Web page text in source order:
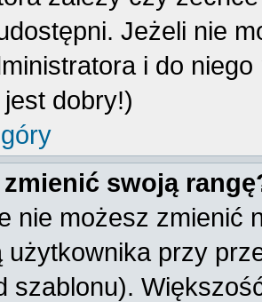
Jeżeli nie
i do
dobry!)
swoją
nie możesz zmienić
użytkownika przy
szablonu).